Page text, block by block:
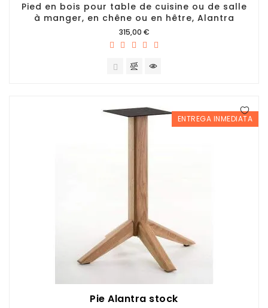
Pied en bois pour table de cuisine ou de salle
à manger, en chêne ou en hêtre, Alantra
Prix
315,00 €
ENTREGA INMEDIATA
Pie Alantra stock